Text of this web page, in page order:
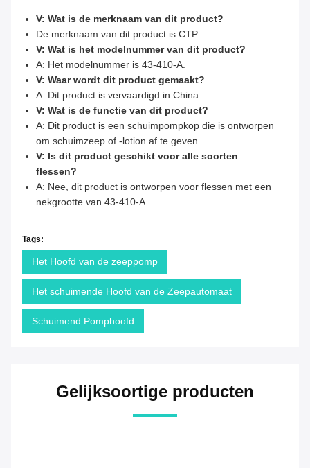
V: Wat is de merknaam van dit product?
De merknaam van dit product is CTP.
V: Wat is het modelnummer van dit product?
A: Het modelnummer is 43-410-A.
V: Waar wordt dit product gemaakt?
A: Dit product is vervaardigd in China.
V: Wat is de functie van dit product?
A: Dit product is een schuimpompkop die is ontworpen
om schuimzeep of -lotion af te geven.
V: Is dit product geschikt voor alle soorten
flessen?
A: Nee, dit product is ontworpen voor flessen met een
nekgrootte van 43-410-A.
Tags:
Het Hoofd van de zeeppomp
Het schuimende Hoofd van de Zeepautomaat
Schuimend Pomphoofd
Gelijksoortige producten